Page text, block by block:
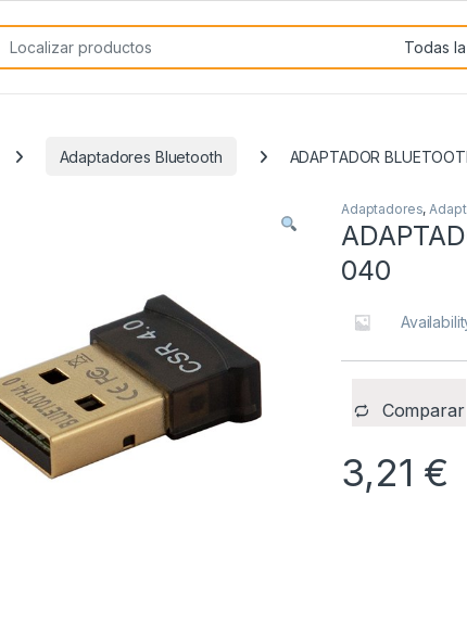
for:
Adaptadores Bluetooth ADAPTADOR
Adaptadores,
040
Comparar
3,21 €